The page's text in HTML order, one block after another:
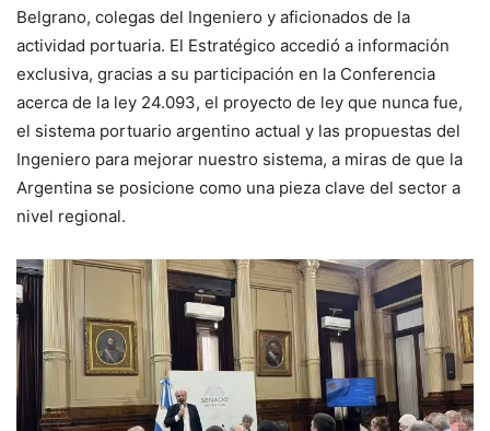
Belgrano, colegas del Ingeniero y aficionados de la
actividad portuaria. El Estratégico accedió a información
exclusiva, gracias a su participación en la Conferencia
acerca de la ley 24.093, el proyecto de ley que nunca fue,
el sistema portuario argentino actual y las propuestas del
Ingeniero para mejorar nuestro sistema, a miras de que la
Argentina se posicione como una pieza clave del sector a
nivel regional.